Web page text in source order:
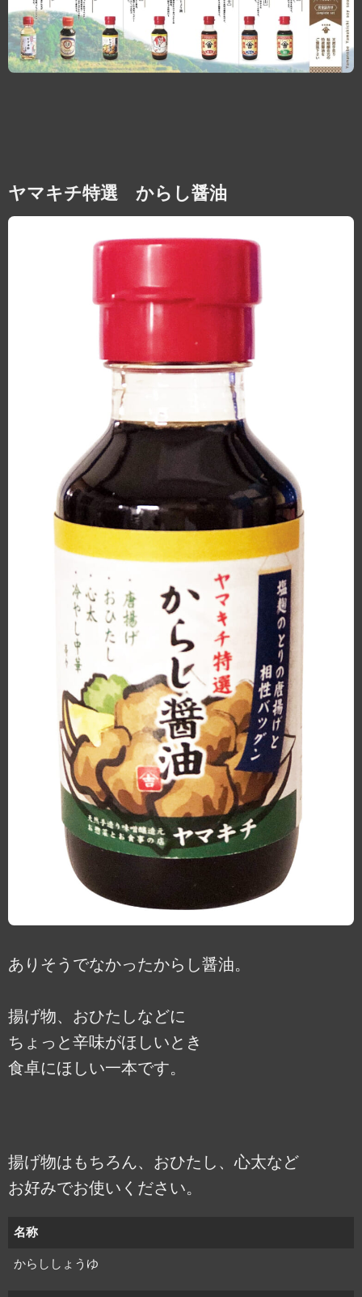
ヤマキチ特選 からし醤油
ありそうでなかったからし醤油。
揚げ物、おひたしなどに
ちょっと辛味がほしいとき
食卓にほしい一本です。
揚げ物はもちろん、おひたし、心太など
お好みでお使いください。
名称
からししょうゆ